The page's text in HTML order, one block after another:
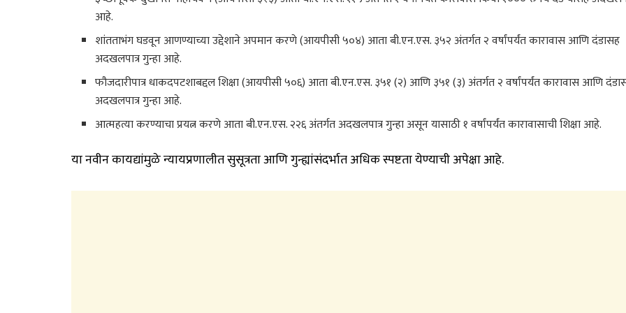
आहे.
शांतताभंग घडवून आणण्याच्या उद्देशाने अपमान करणे (आयपीसी ५०४) आता बी.एन.एस. ३५२ अंतर्गत २ वर्षांपर्यंत कारावास आणि दंडासह
अदखलपात्र गुन्हा आहे.
फौजदारीपात्र धाकदपटशाबद्दल शिक्षा (आयपीसी ५०६) आता बी.एन.एस. ३५१ (२) आणि ३५१ (३) अंतर्गत २ वर्षांपर्यंत कारावास आणि
अदखलपात्र गुन्हा आहे.
आत्महत्या करण्याचा प्रयत्न करणे आता बी.एन.एस. २२६ अंतर्गत अदखलपात्र गुन्हा असून यासाठी १ वर्षांपर्यंत कारावासाची शिक्षा आहे.
या नवीन कायद्यांमुळे न्यायप्रणालीत सुसूत्रता आणि गुन्ह्यांसंदर्भात अधिक स्पष्टता येण्याची अपेक्षा आहे.